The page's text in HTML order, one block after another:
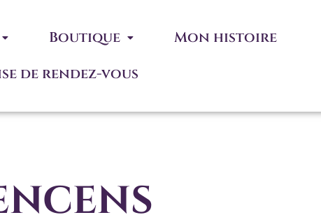
Boutique
Mon histoire
de rendez-vous